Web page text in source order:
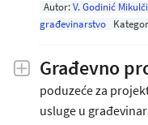
Autor: V. Godinić
građevinarstvo
Građevno
poduzeće za
usluge u